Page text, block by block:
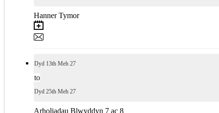
Hanner Tymor
Dyd 13th Meh 27
to
Dyd 25th Meh 27
Arholiadau Blwyddyn 7 ac 8